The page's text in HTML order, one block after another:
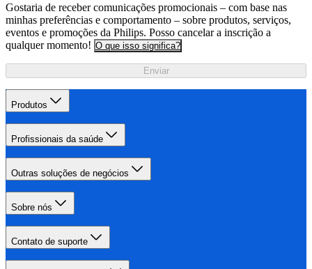
Gostaria de receber comunicações promocionais – com base nas
minhas preferências e comportamento – sobre produtos, serviços,
eventos e promoções da Philips. Posso cancelar a inscrição a
qualquer momento! O que isso significa?
Enviar
Produtos
Profissionais da saúde
Outras soluções de negócios
Sobre nós
Contato de suporte